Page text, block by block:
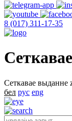
8 (017) 311-17-35
Сеткавае выданне
бел рус eng